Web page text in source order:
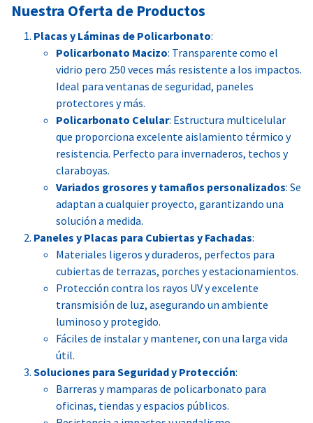
Nuestra Oferta de Productos
Placas y Láminas de Policarbonato:
Policarbonato Macizo: Transparente como el
vidrio pero 250 veces más resistente a los impactos.
Ideal para ventanas de seguridad, paneles
protectores y más.
Policarbonato Celular: Estructura multicelular
que proporciona excelente aislamiento térmico y
resistencia. Perfecto para invernaderos, techos y
claraboyas.
Variados grosores y tamaños personalizados: Se
adaptan a cualquier proyecto, garantizando una
solución a medida.
Paneles y Placas para Cubiertas y Fachadas:
Materiales ligeros y duraderos, perfectos para
cubiertas de terrazas, porches y estacionamientos.
Protección contra los rayos UV y excelente
transmisión de luz, asegurando un ambiente
luminoso y protegido.
Fáciles de instalar y mantener, con una larga vida
útil.
Soluciones para Seguridad y Protección:
Barreras y mamparas de policarbonato para
oficinas, tiendas y espacios públicos.